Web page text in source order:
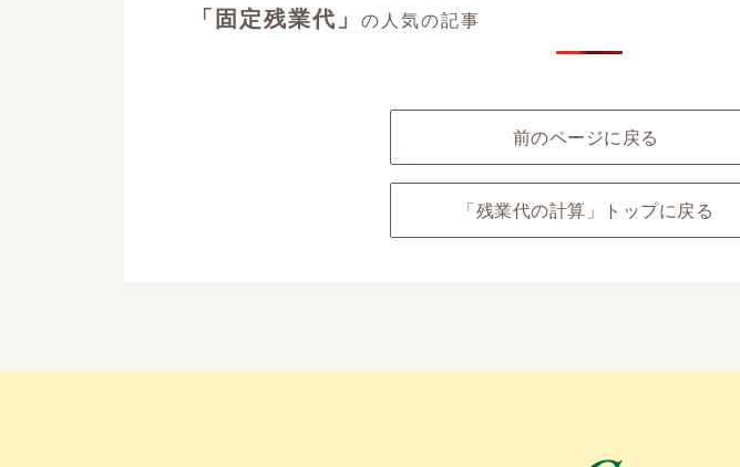
「固定残業代」 の人気の記事
前のページに戻る
「残業代の計算」トップに戻る